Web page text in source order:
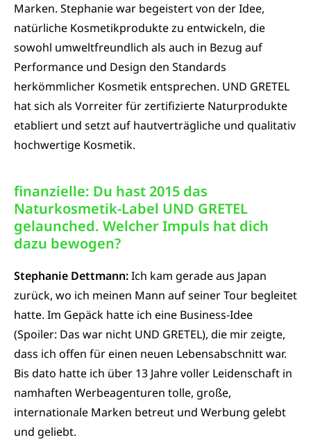
Marken. Stephanie war begeistert von der Idee,
natürliche Kosmetikprodukte zu entwickeln, die
sowohl umweltfreundlich als auch in Bezug auf
Performance und Design den Standards
herkömmlicher Kosmetik entsprechen. UND GRETEL
hat sich als Vorreiter für zertifizierte Naturprodukte
etabliert und setzt auf hautverträgliche und qualitativ
hochwertige Kosmetik.
finanzielle: Du hast 2015 das
Naturkosmetik-Label UND GRETEL
gelaunched. Welcher Impuls hat dich
dazu bewogen?
Stephanie Dettmann:Ich kam gerade aus Japan
zurück, wo ich meinen Mann auf seiner Tour begleitet
hatte. Im Gepäck hatte ich eine Business-Idee
(Spoiler: Das war nicht UND GRETEL), die mir zeigte,
dass ich offen für einen neuen Lebensabschnitt war.
Bis dato hatte ich über 13 Jahre voller Leidenschaft in
namhaften Werbeagenturen tolle, große,
internationale Marken betreut und Werbung gelebt
und geliebt.